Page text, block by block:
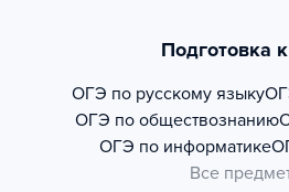
Подготовка
ОГЭ по русскому языку
ОГЭ по обществознанию
ОГЭ по информатике
Все